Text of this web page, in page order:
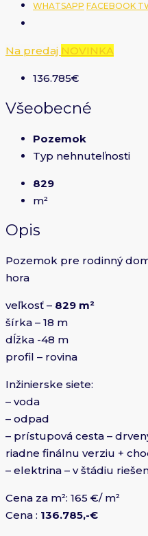
WHATSAPP FACEBOOK
Na predaj NOVINKA
136.785€
Všeobecné
Pozemok
Typ nehnuteľnosti
829
m²
Opis
Pozemok pre rodinný
hora
veľkosť – 829 m²
šírka – 18 m
dĺžka -48 m
profil – rovina
Inžinierske siete:
– voda
– odpad
– prístupová cesta –
riadne finálnu verziu +
– elektrina – v štádiu
Cena za m²: 165 €/ m²
Cena : 136.785,-€